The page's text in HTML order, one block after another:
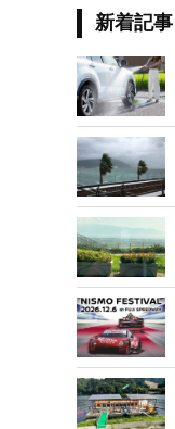
新着記事